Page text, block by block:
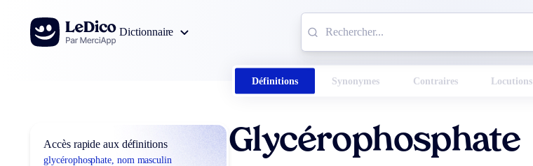
Aller au contenu
Dictionnaire
Définitions Synonymes Contraires Locutions
Accès rapide aux définitions
glycérophosphate, nom masculin
Glycérophosphate